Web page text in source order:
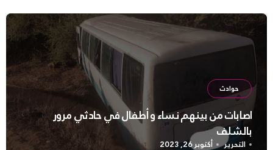
حوادث
اصابات من بينهم نساء و أطفال في حادثي مرور
بالشلف
التحرير أكتوبر 26, 2023